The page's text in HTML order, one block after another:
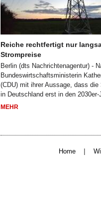
Reiche rechtfertigt nur
Strompreise
Berlin (dts Nachrichtenagentur) -
Bundeswirtschaftsministerin
(CDU) mit ihrer Aussage, dass die
in Deutschland erst in den 2030er-
MEHR
Home |